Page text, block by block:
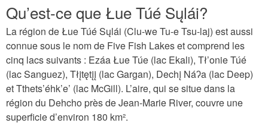
Qu’est-ce que Łue Túé Sųlái?
La région de Łue Túé Sųlái (Clu-we Tu-e Tsu-laj) est aussi
connue sous le nom de Five Fish Lakes et comprend les
cinq lacs suivants : Ezáa Łue Túe (lac Ekali), Tł’onie Túé
(lac Sanguez), Tłįtętįį (lac Gargan), Dechį Náʔa (lac Deep)
et Tthets’éhk’e’ (lac McGill). L’aire, qui se situe dans la
région du Dehcho près de Jean-Marie River, couvre une
superficie d’environ 180 km².